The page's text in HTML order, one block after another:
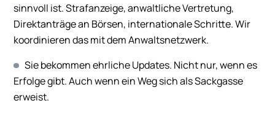
sinnvoll ist. Strafanzeige, anwaltliche Vertretung,
Direktanträge an Börsen, internationale Schritte. Wir
koordinieren das mit dem Anwaltsnetzwerk.
Sie bekommen ehrliche Updates. Nicht nur, wenn es
Erfolge gibt. Auch wenn ein Weg sich als Sackgasse
erweist.